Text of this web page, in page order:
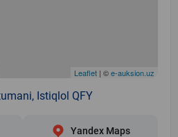
Leaflet | ©e-auksion.uz
Istiqlol QFY
Yandex Maps